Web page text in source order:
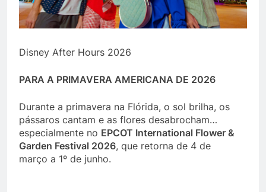
Disney After Hours 2026
PARA A PRIMAVERA AMERICANA DE 2026
Durante a primavera na Flórida, o sol brilha, os
pássaros cantam e as flores desabrocham…
especialmente no EPCOT International Flower &
Garden Festival 2026, que retorna de 4 de
março a 1º de junho.